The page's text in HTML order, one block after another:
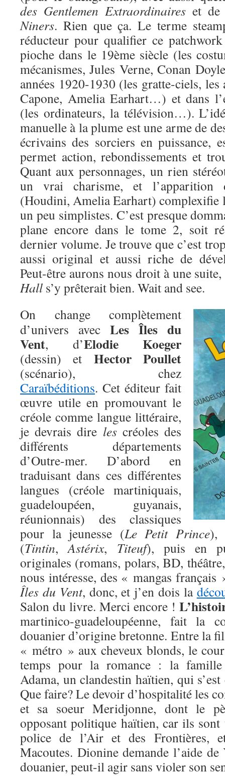
des Gentlemen Extraordinaireset
Niners. Rien que ça. Le terme
réducteur pour qualifier ce
pioche dans le 19ème siècle (les
mécanismes, Jules Verne, Conan
années 1920-1930 (les gratte-ciels,
Capone, Amelia Earhart…) et dans
(les ordinateurs, la télévision…).
manuelle à la plume est une arme de
écrivains des sorciers en puissance,
permet action, rebondissements et
Quant aux personnages, un rien
un vrai charisme, et l’apparition
(Houdini, Amelia Earhart) complexifie
un peu simplistes. C’est presque
plane encore dans le tome 2, soit
dernier volume. Je trouve que c’est
aussi original et aussi riche de
Peut-être aurons nous droit à une
Hall s’y prêterait bien. Wait and see.
On change complètement
d’univers avec Les Îles du
Vent, d’Elodie Koeger
(dessin) et Hector Poullet
(scénario), chez
Caraïbéditions. Cet éditeur fait
œuvre utile en promouvant le
créole comme langue littéraire,
je devrais dire lescréoles des
différents départements
d’Outre-mer. D’abord en
traduisant dans ces différentes
langues (créole martiniquais,
guadeloupéen, guyanais,
réunionnais) des classiques
pour la jeunesse (Le Petit Prince),
(Tintin,Astérix, Titeuf), puis en
originales (romans, polars, BD,
nous intéresse, des « mangas français
Îles du Vent, donc, et j’en dois la
Salon du livre. Merci encore !
martinico-guadeloupéenne, fait la
douanier d’origine bretonne. Entre la
« métro » aux cheveux blonds, le
temps pour la romance : la
Adama, un clandestin haïtien, qui
Que faire? Le devoir d’hospitalité les
et sa soeur Meridjonne, dont le
opposant politique haïtien, car ils
police de l’Air et des Frontières,
Macoutes. Dionine demande l’aide
douanier, peut-il agir sans violer son